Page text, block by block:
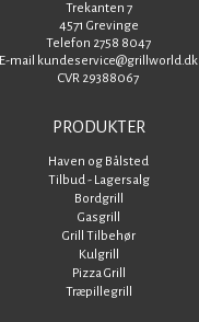
Trekanten 7
4571 Grevinge
Telefon 2758 8047
E-mail kundeservice@grillworld.dk
CVR 29388067
PRODUKTER
Haven og Bålsted
Tilbud - Lagersalg
Bordgrill
Gasgrill
Grill Tilbehør
Kulgrill
Pizza Grill
Træpillegrill